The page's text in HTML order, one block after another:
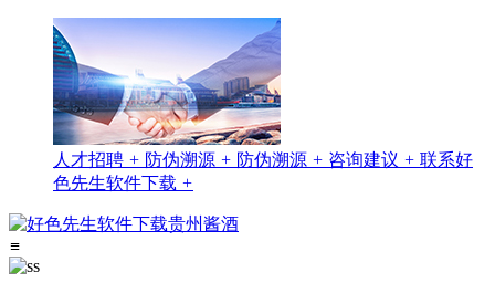
人才招聘 + 防伪溯源 + 防伪溯源 + 咨询建议 + 联系好
色先生软件下载 +
≡